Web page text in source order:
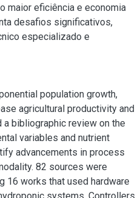
maior eficiência e economia
desafios significativos,
especializado e
population growth,
agricultural productivity and
bibliographic review on the
variables and nutrient
advancements in process
82 sources were
16 works that used hardware